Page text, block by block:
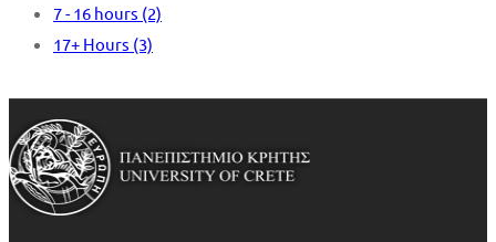
7 - 16 hours (2)
17+ Hours (3)